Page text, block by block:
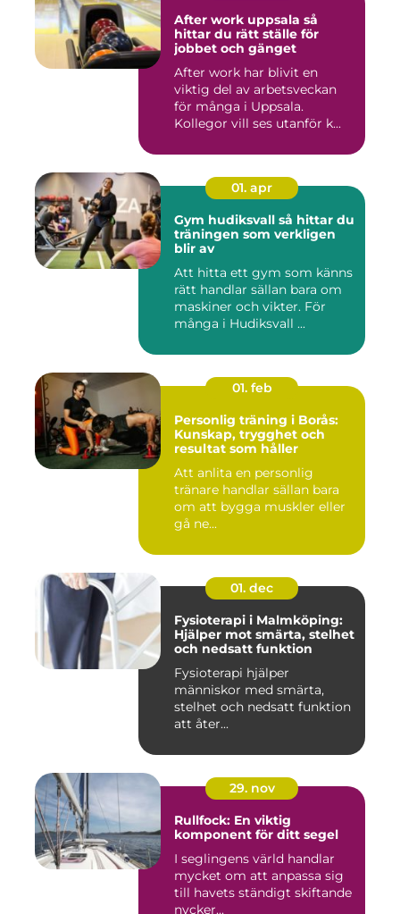
After work uppsala så
hittar du rätt ställe för
jobbet och gänget
After work har blivit en
viktig del av arbetsveckan
för många i Uppsala.
Kollegor vill ses utanför k...
01. apr
Gym hudiksvall så hittar du
träningen som verkligen
blir av
Att hitta ett gym som känns
rätt handlar sällan bara om
maskiner och vikter. För
många i Hudiksvall ...
01. feb
Personlig träning i Borås:
Kunskap, trygghet och
resultat som håller
Att anlita en personlig
tränare handlar sällan bara
om att bygga muskler eller
gå ne...
01. dec
Fysioterapi i Malmköping:
Hjälper mot smärta, stelhet
och nedsatt funktion
Fysioterapi hjälper
människor med smärta,
stelhet och nedsatt funktion
att åter...
29. nov
Rullfock: En viktig
komponent för ditt segel
I seglingens värld handlar
mycket om att anpassa sig
till havets ständigt skiftande
nycker...